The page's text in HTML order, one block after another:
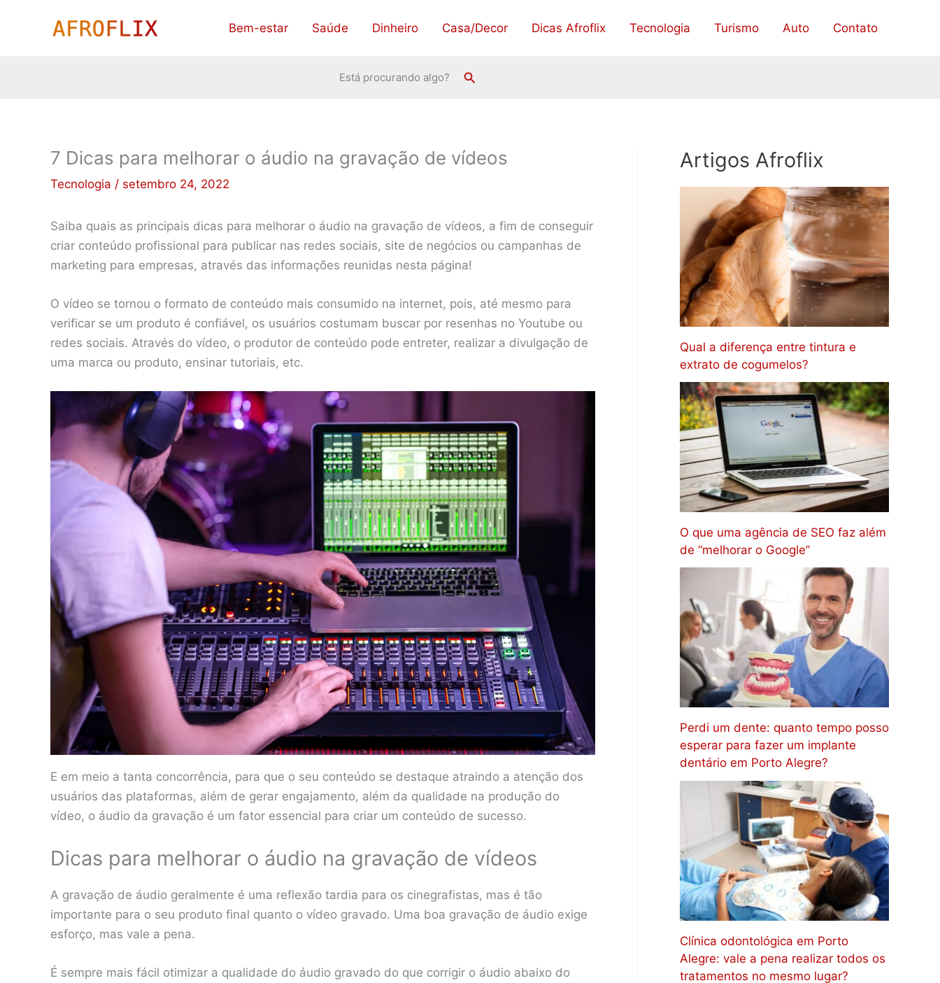
Bem-estar Saúde Dinheiro Casa/Decor Dicas Afroflix Tecnologia Turismo Auto Contato
Está procurando algo? Pesquisar
7 Dicas para melhorar o áudio na gravação de vídeos
Tecnologia / setembro 24, 2022
Saiba quais as principais dicas para melhorar o áudio na gravação de vídeos, a fim de conseguir
criar conteúdo profissional para publicar nas redes sociais, site de negócios ou campanhas de
marketing para empresas, através das informações reunidas nesta página!
O vídeo se tornou o formato de conteúdo mais consumido na internet, pois, até mesmo para
verificar se um produto é confiável, os usuários costumam buscar por resenhas no Youtube ou
redes sociais. Através do vídeo, o produtor de conteúdo pode entreter, realizar a divulgação de
uma marca ou produto, ensinar tutoriais, etc.
E em meio a tanta concorrência, para que o seu conteúdo se destaque atraindo a atenção dos
usuários das plataformas, além de gerar engajamento, além da qualidade na produção do
vídeo, o áudio da gravação é um fator essencial para criar um conteúdo de sucesso.
Dicas para melhorar o áudio na gravação de vídeos
A gravação de áudio geralmente é uma reflexão tardia para os cinegrafistas, mas é tão
importante para o seu produto final quanto o vídeo gravado. Uma boa gravação de áudio exige
esforço, mas vale a pena.
É sempre mais fácil otimizar a qualidade do áudio gravado do que corrigir o áudio abaixo do
Artigos Afroflix
Qual a diferença entre tintura e
extrato de cogumelos?
O que uma agência de SEO faz além
de “melhorar o Google”
Perdi um dente: quanto tempo posso
esperar para fazer um implante
dentário em Porto Alegre?
Clínica odontológica em Porto
Alegre: vale a pena realizar todos os
tratamentos no mesmo lugar?